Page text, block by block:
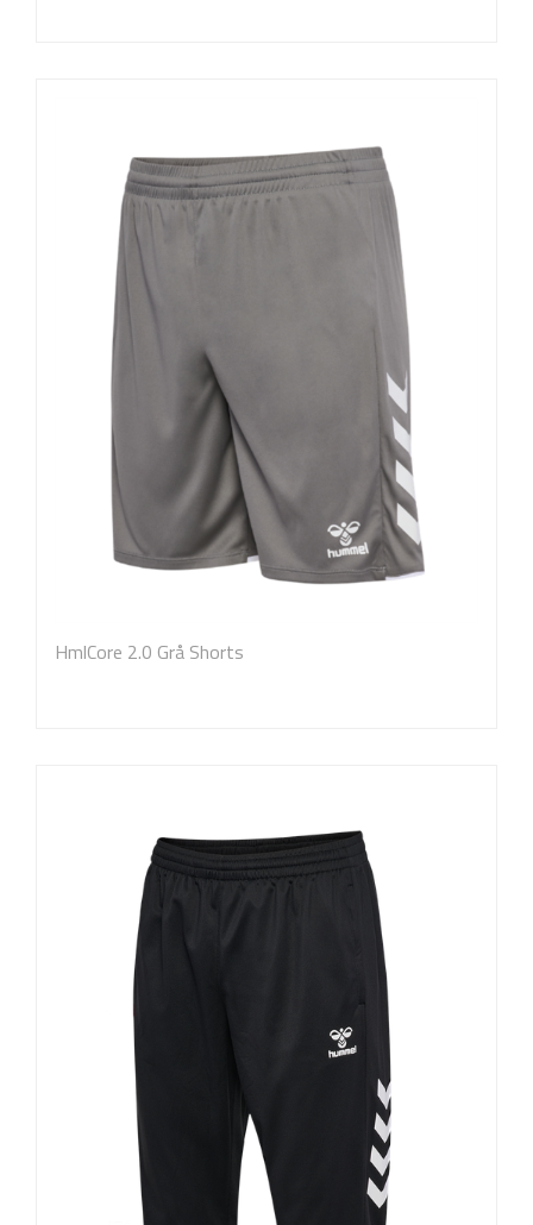
HmlCore 2.0 Grå Shorts